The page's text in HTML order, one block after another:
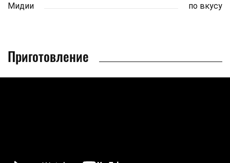
Мидии
по вкусу
Приготовление